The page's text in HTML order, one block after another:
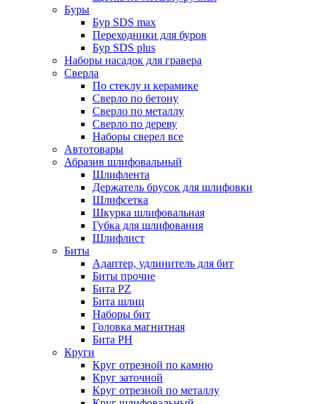
Буры
Бур SDS max
Переходники для буров
Бур SDS plus
Наборы насадок для гравера
Сверла
По стеклу и керамике
Сверло по бетону
Сверло по металлу
Сверло по дереву
Наборы сверел все
Автотовары
Абразив шлифовальный
Шлифлента
Держатель брусок для шлифовки
Шлифсетка
Шкурка шлифовальная
Губка для шлифования
Шлифлист
Биты
Адаптер, удлинитель для бит
Биты прочие
Бита PZ
Бита шлиц
Наборы бит
Головка магнитная
Бита PH
Круги
Круг отрезной по камню
Круг заточной
Круг отрезной по металлу